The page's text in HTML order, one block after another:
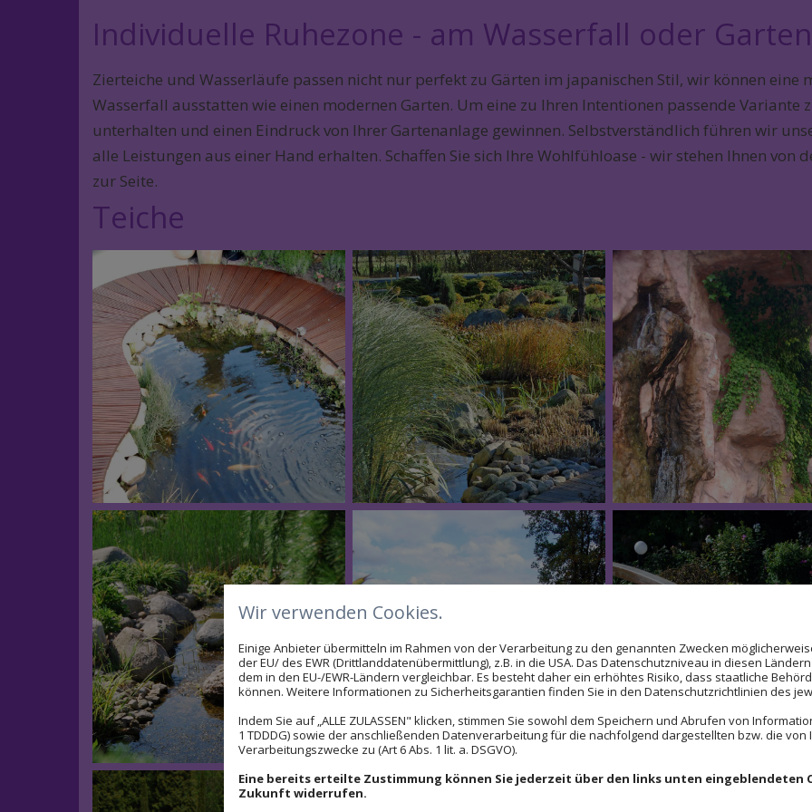
Individuelle Ruhezone - am Wasserfall oder
Zierteiche und Wasserläufe passen nicht nur perfekt zu Gärten im japanischen Stil, wir können
Wasserfall ausstatten wie einen modernen Garten. Um eine zu Ihren Intentionen passende
unterhalten und einen Eindruck von Ihrer Gartenanlage gewinnen. Selbstverständlich führen wir
alle Leistungen aus einer Hand erhalten. Schaffen Sie sich Ihre Wohlfühloase - wir stehen Ihnen
zur Seite.
Teiche
Wir verwenden Cookies.
Einige Anbieter übermitteln im Rahmen von der Verarbeitung zu den genannten Zwecken
der EU/ des EWR (Drittlanddatenübermittlung), z.B. in die USA. Das Datenschutzniveau in diesen
dem in den EU-/EWR-Ländern vergleichbar. Es besteht daher ein erhöhtes Risiko, dass staatliche
können. Weitere Informationen zu Sicherheitsgarantien finden Sie in den Datenschutzrichtlinien des
Indem Sie auf „ALLE ZULASSEN" klicken, stimmen Sie sowohl dem Speichern und Abrufen von
1 TDDDG) sowie der anschließenden Datenverarbeitung für die nachfolgend dargestellten bzw. die
Verarbeitungszwecke zu (Art 6 Abs. 1 lit. a. DSGVO).
Eine bereits erteilte Zustimmung können Sie jederzeit über den links unten eingeblendeten
Zukunft widerrufen.